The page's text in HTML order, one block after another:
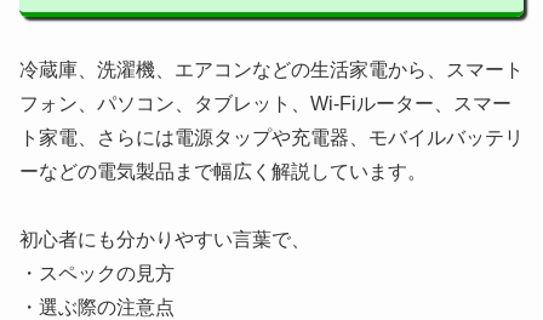
冷蔵庫、洗濯機、エアコンなどの生活家電から、スマート
フォン、パソコン、タブレット、Wi-Fiルーター、スマー
ト家電、さらには電源タップや充電器、モバイルバッテリ
ーなどの電気製品まで幅広く解説しています。
初心者にも分かりやすい言葉で、
・スペックの見方
・選ぶ際の注意点